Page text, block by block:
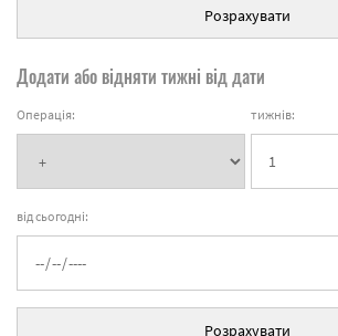
Розрахувати
Додати або відняти тижні від дати
Операція: тижнів:
від сьогодні:
Розрахувати